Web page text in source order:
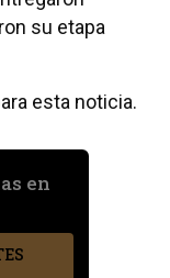
su etapa
esta noticia.
en